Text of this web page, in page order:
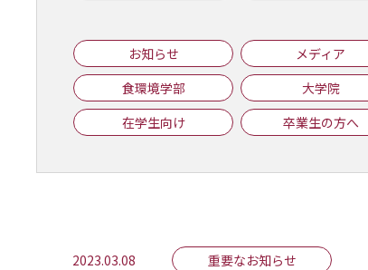
お知らせ メディア
食環境学部
大学院
在学生向け
卒業生の方へ
2023.03.08 重要なお知らせ